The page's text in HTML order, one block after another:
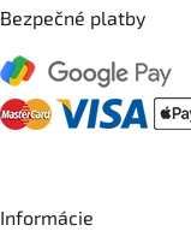
Bezpečné platby
Informácie